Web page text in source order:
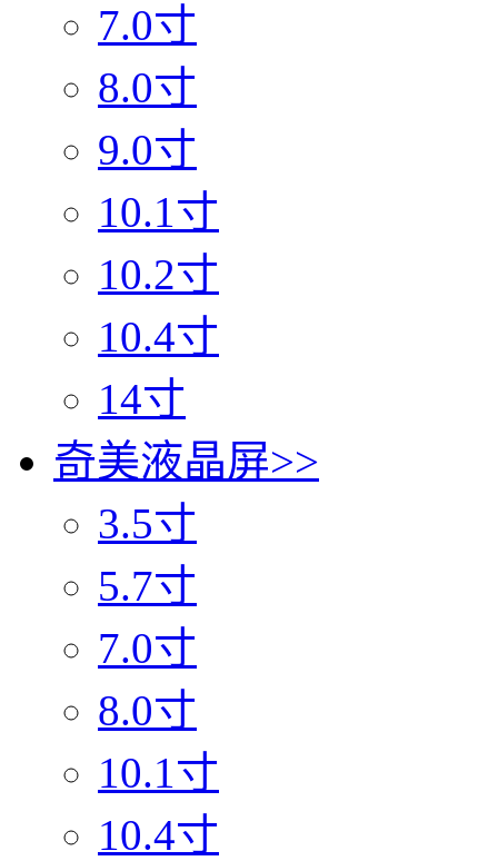
7.0寸
8.0寸
9.0寸
10.1寸
10.2寸
10.4寸
14寸
奇美液晶屏>>
3.5寸
5.7寸
7.0寸
8.0寸
10.1寸
10.4寸